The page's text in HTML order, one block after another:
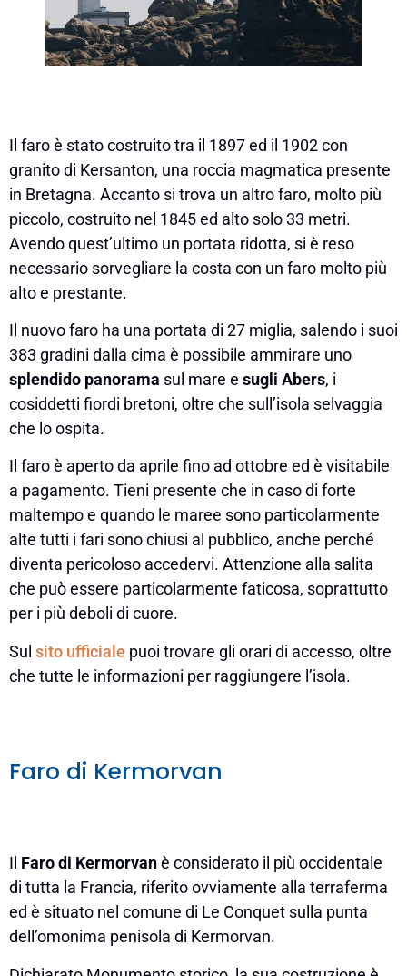
Il faro è stato costruito tra il 1897 ed il 1902 con
granito di Kersanton, una roccia magmatica presente
in Bretagna. Accanto si trova un altro faro, molto più
piccolo, costruito nel 1845 ed alto solo 33 metri.
Avendo quest’ultimo un portata ridotta, si è reso
necessario sorvegliare la costa con un faro molto più
alto e prestante.
Il nuovo faro ha una portata di 27 miglia, salendo i suoi
383 gradini dalla cima è possibile ammirare uno
splendido panorama sul mare e sugli Abers, i
cosiddetti fiordi bretoni, oltre che sull’isola selvaggia
che lo ospita.
Il faro è aperto da aprile fino ad ottobre ed è visitabile
a pagamento. Tieni presente che in caso di forte
maltempo e quando le maree sono particolarmente
alte tutti i fari sono chiusi al pubblico, anche perché
diventa pericoloso accedervi. Attenzione alla salita
che può essere particolarmente faticosa, soprattutto
per i più deboli di cuore.
Sul sito ufficiale puoi trovare gli orari di accesso, oltre
che tutte le informazioni per raggiungere l’isola.
Faro di Kermorvan
Il Faro di Kermorvanè considerato il più occidentale
di tutta la Francia, riferito ovviamente alla terraferma
ed è situato nel comune di Le Conquet sulla punta
dell’omonima penisola di Kermorvan.